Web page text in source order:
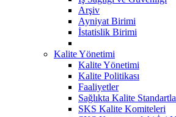
Arşiv
Ayniyat Birimi
İstatislik Birimi
Kalite Yönetimi
Kalite Yönetimi
Kalite Politikası
Faaliyetler
Sağlıkta Kalite
SKS Kalite Komiteleri